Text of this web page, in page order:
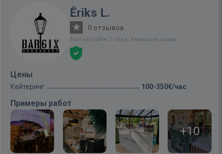
Ēriks L.
· 0 отзывов
Был на сайте: 1 года, 3 месяцев назад
Цены
Кейтеринг 100-350€/час
Примеры работ
+10